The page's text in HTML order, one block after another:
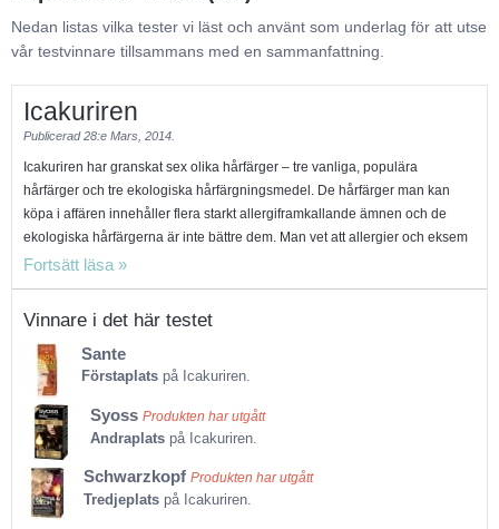
Nedan listas vilka tester vi läst och använt som underlag för att utse
vår testvinnare tillsammans med en sammanfattning.
Icakuriren
Publicerad28:e Mars, 2014.
Icakuriren har granskat sex olika hårfärger – tre vanliga, populära
hårfärger och tre ekologiska hårfärgningsmedel. De hårfärger man kan
köpa i affären innehåller flera starkt allergiframkallande ämnen och de
ekologiska hårfärgerna är inte bättre dem. Man vet att allergier och eksem
på grund av hårfärgningsmedel ökar i både Europa och USA. Ju tidigare
med klåda, eksem, blåsor, fjällning och svullnader i ansikte och i hårbotten,
samt öron och hals. Ett av de vanligaste färgämnena i produkter på den
svenska marknaden heter Toluen-2,5-diamine (TDA). En tysk studie visade
att höga halter av kemikalierna i hårfärg tränger in i hårbotten och sprids i
kroppen. I studien mättes halter av ämnet TDA i urinen 48 timmar efter
hårfärgning. Eftersom Icakuriren inte har betygsatt hårfärgerna i testet,
kommer jag istället att lista de märken som innehåller minst
allergiframkallande ämnen. Det ekologiska hårfärgningsmedlet Sante
innehåller noll allergiframkallande ämnen och är dessutom billigast i testet.
Vinnare i det här testet
Sante
Förstaplats på Icakuriren.
Syoss Produkten har utgått
Andraplats på Icakuriren.
Schwarzkopf Produkten har utgått
Tredjeplats på Icakuriren.